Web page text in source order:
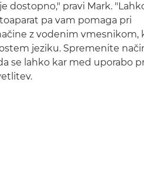
dostopno," pravi Mark.
pa vam pomaga pri
z vodenim vmesnikom,
jeziku. Spremenite
se lahko kar med uporabo